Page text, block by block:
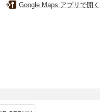
Google Maps アプリで開く